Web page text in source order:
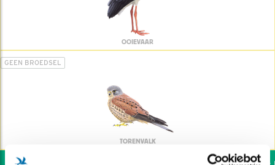
OOIEVAAR
GEEN BROEDSEL
TORENVALK